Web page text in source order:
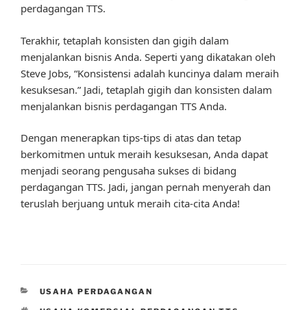
perdagangan TTS.
Terakhir, tetaplah konsisten dan gigih dalam
menjalankan bisnis Anda. Seperti yang dikatakan oleh
Steve Jobs, “Konsistensi adalah kuncinya dalam meraih
kesuksesan.” Jadi, tetaplah gigih dan konsisten dalam
menjalankan bisnis perdagangan TTS Anda.
Dengan menerapkan tips-tips di atas dan tetap
berkomitmen untuk meraih kesuksesan, Anda dapat
menjadi seorang pengusaha sukses di bidang
perdagangan TTS. Jadi, jangan pernah menyerah dan
teruslah berjuang untuk meraih cita-cita Anda!
CATEGORIES
USAHA PERDAGANGAN